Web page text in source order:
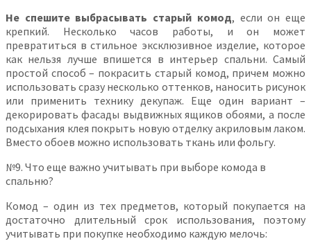
Не спешите выбрасывать старый комод, если он еще
крепкий. Несколько часов работы, и он может
превратиться в стильное эксклюзивное изделие, которое
как нельзя лучше впишется в интерьер спальни. Самый
простой способ – покрасить старый комод, причем можно
использовать сразу несколько оттенков, наносить рисунок
или применить технику декупаж. Еще один вариант –
декорировать фасады выдвижных ящиков обоями, а после
подсыхания клея покрыть новую отделку акриловым лаком.
Вместо обоев можно использовать ткань или фольгу.
№9. Что еще важно учитывать при выборе комода в
спальню?
Комод – один из тех предметов, который покупается на
достаточно длительный срок использования, поэтому
учитывать при покупке необходимо каждую мелочь: